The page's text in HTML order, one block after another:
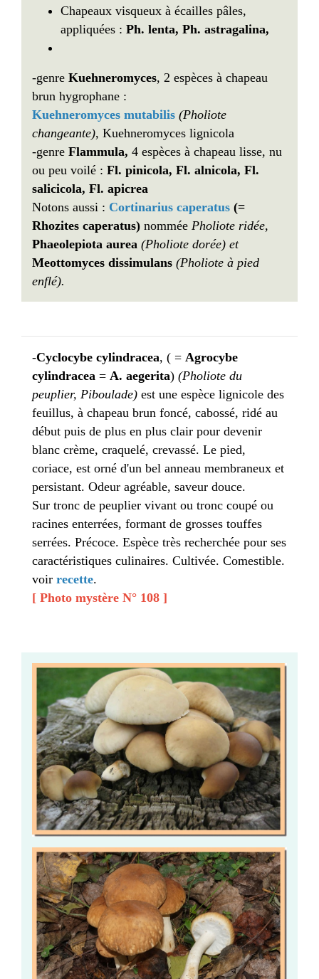
Chapeaux visqueux à écailles pâles,
appliquées : Ph. lenta, Ph. astragalina,
-genre Kuehneromyces, 2 espèces à chapeau
brun hygrophane :
Kuehneromyces mutabilis (Pholiote
changeante), Kuehneromyces lignicola
-genre Flammula, 4 espèces à chapeau lisse, nu
ou peu voilé : Fl. pinicola, Fl. alnicola, Fl.
salicicola, Fl. apicrea
Notons aussi : Cortinarius caperatus (=
Rhozites caperatus) nommée Pholiote ridée,
Phaeolepiota aurea (Pholiote dorée) et
Meottomyces dissimulans (Pholiote à pied
enflé).
-Cyclocybe cylindracea, ( = Agrocybe
cylindracea = A. aegerita) (Pholiote du
peuplier, Piboulade) est une espèce lignicole des
feuillus, à chapeau brun foncé, cabossé, ridé au
début puis de plus en plus clair pour devenir
blanc crème, craquelé, crevassé. Le pied,
coriace, est orné d'un bel anneau membraneux et
persistant. Odeur agréable, saveur douce.
Sur tronc de peuplier vivant ou tronc coupé ou
racines enterrées, formant de grosses touffes
serrées. Précoce. Espèce très recherchée pour ses
caractéristiques culinaires. Cultivée. Comestible.
voir recette.
[ Photo mystère N° 108 ]